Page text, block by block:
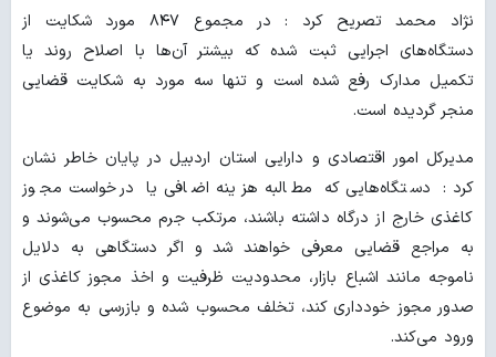
نژاد محمد تصریح کرد : در مجموع ۸۴۷ مورد شکایت از
دستگاه‌های اجرایی ثبت شده که بیشتر آن‌ها با اصلاح روند یا
تکمیل مدارک رفع شده است و تنها سه مورد به شکایت قضایی
منجر گردیده است.
مدیرکل امور اقتصادی و دارایی استان اردبیل در پایان خاطر نشان
کرد : دستگاه‌هایی که مطالبه هزینه اضافی یا درخواست مجوز
کاغذی خارج از درگاه داشته باشند، مرتکب جرم محسوب می‌شوند و
به مراجع قضایی معرفی خواهند شد و اگر دستگاهی به دلایل
ناموجه مانند اشباع بازار، محدودیت ظرفیت و اخذ مجوز کاغذی از
صدور مجوز خودداری کند، تخلف محسوب شده و بازرسی به موضوع
ورود می‌کند.